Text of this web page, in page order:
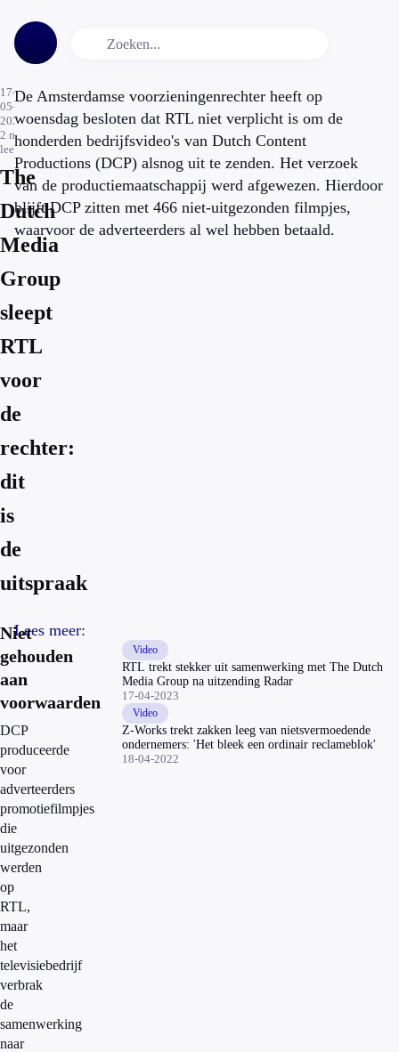
17-
05-
2023
2 min.
leestijd
The
Dutch
Media
Group
sleept
RTL
voor
de
rechter:
dit
is
de
uitspraak
De Amsterdamse voorzieningenrechter heeft op
woensdag besloten dat RTL niet verplicht is om de
honderden bedrijfsvideo's van Dutch Content
Productions (DCP) alsnog uit te zenden. Het verzoek
van de productiemaatschappij werd afgewezen. Hierdoor
blijft DCP zitten met 466 niet-uitgezonden filmpjes,
waarvoor de adverteerders al wel hebben betaald.
Niet
gehouden
aan
voorwaarden
DCP
produceerde
voor
adverteerders
promotiefilmpjes
die
uitgezonden
werden
op
RTL,
maar
het
televisiebedrijf
verbrak
de
samenwerking
naar
Lees meer:
Video
RTL trekt stekker uit samenwerking met The Dutch
Media Group na uitzending Radar
17-04-2023
Video
Z-Works trekt zakken leeg van nietsvermoedende
ondernemers: 'Het bleek een ordinair reclameblok'
18-04-2022